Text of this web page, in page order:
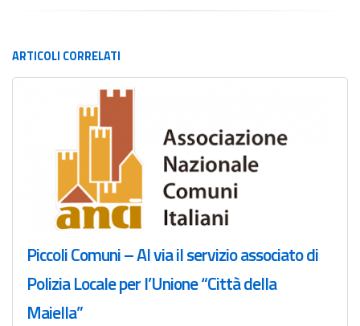
ARTICOLI CORRELATI
Piccoli Comuni – Al via il servizio associato di
Polizia Locale per l’Unione “Città della
Maiella”